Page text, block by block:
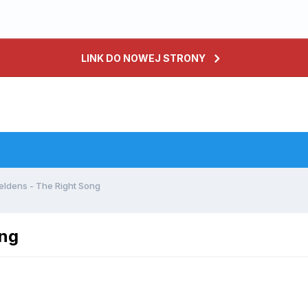
LINK DO NOWEJ STRONY
- The Right Song